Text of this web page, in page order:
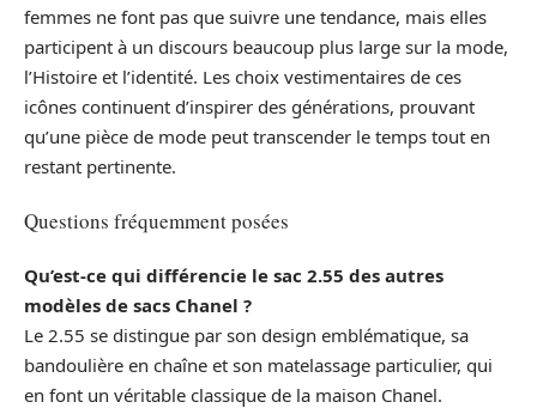
femmes ne font pas que suivre une tendance, mais elles
participent à un discours beaucoup plus large sur la mode,
l’Histoire et l’identité. Les choix vestimentaires de ces
icônes continuent d’inspirer des générations, prouvant
qu’une pièce de mode peut transcender le temps tout en
restant pertinente.
Questions fréquemment posées
Qu’est-ce qui différencie le sac 2.55 des autres
modèles de sacs Chanel ?
Le 2.55 se distingue par son design emblématique, sa
bandoulière en chaîne et son matelassage particulier, qui
en font un véritable classique de la maison Chanel.